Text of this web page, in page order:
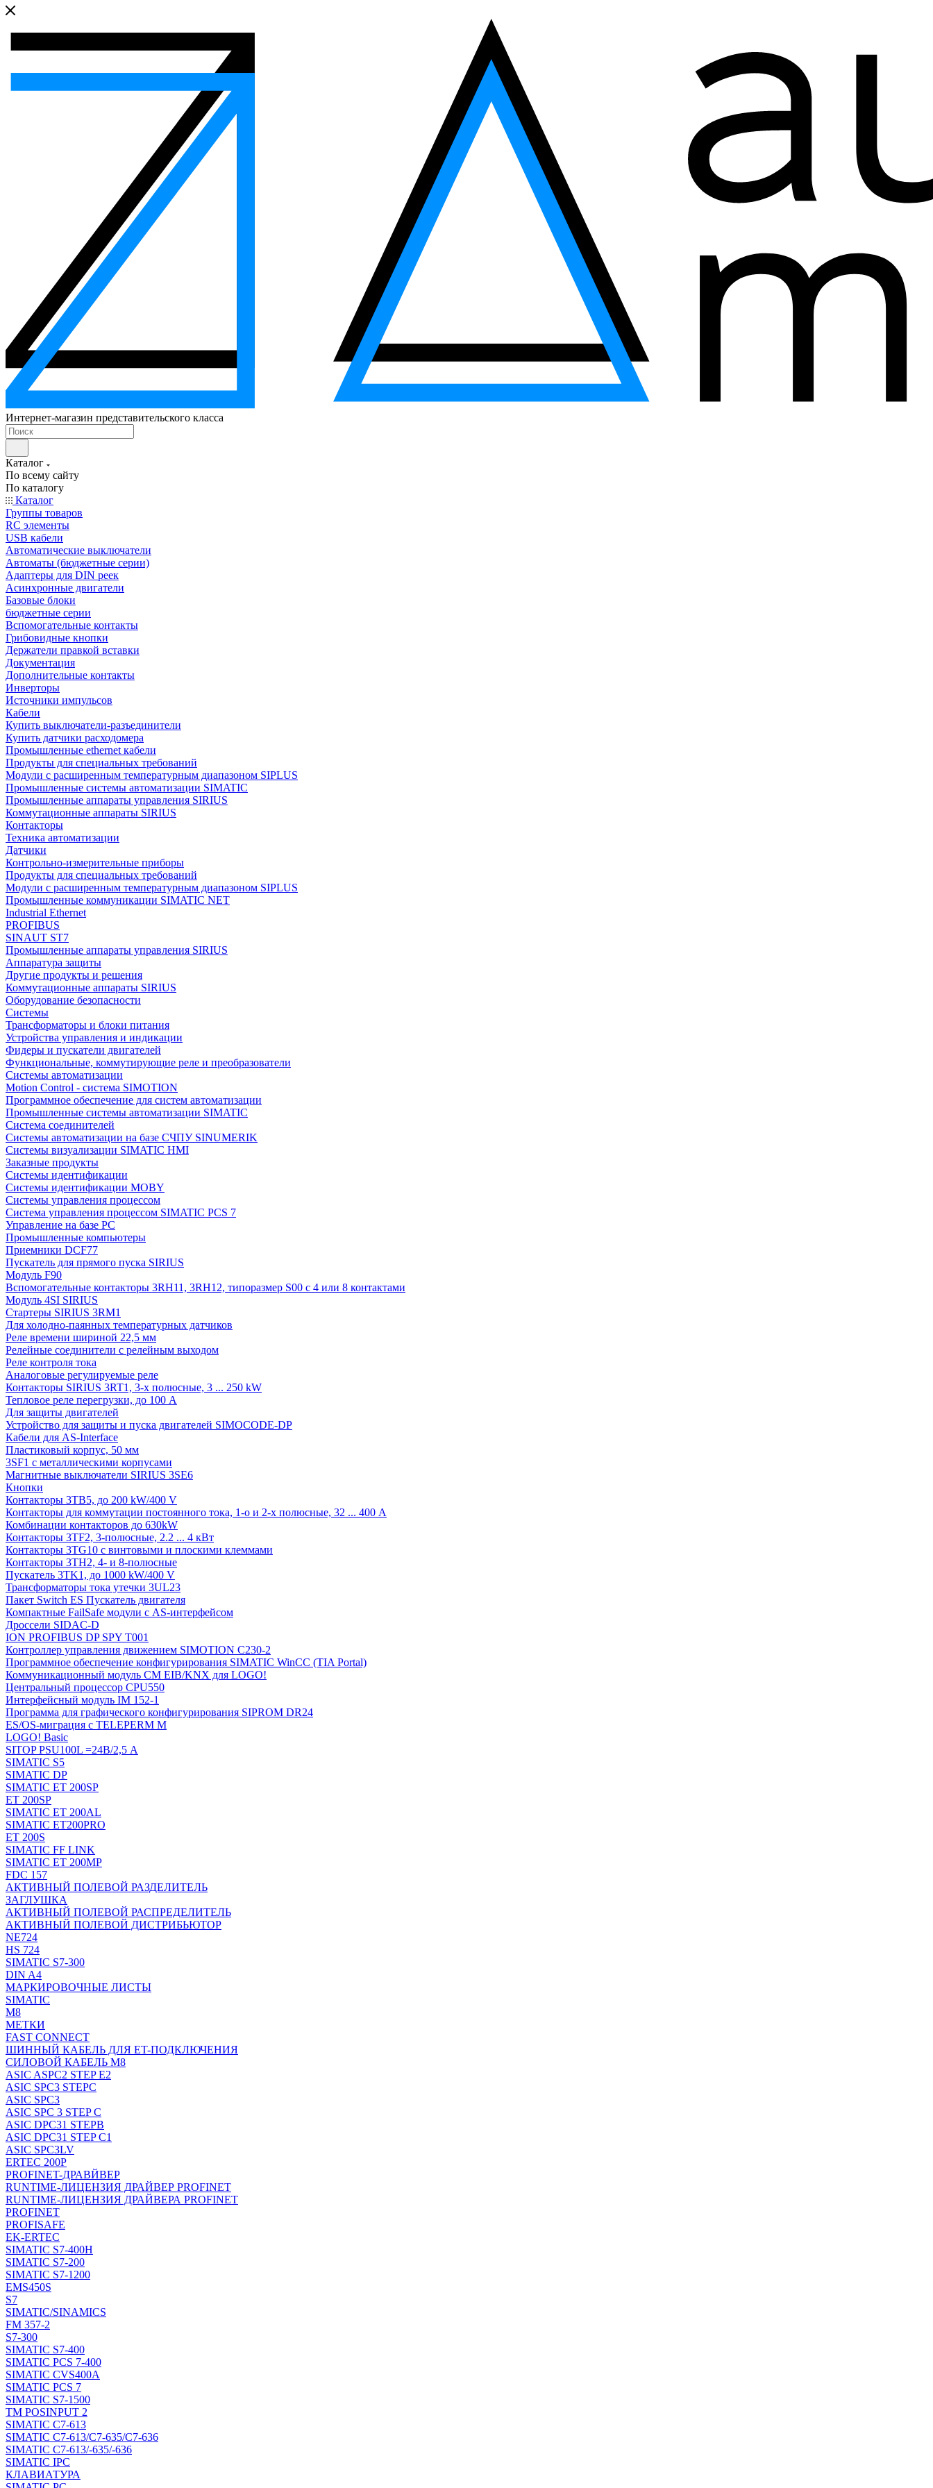
Интернет-магазин представительского класса
Каталог
По всему сайту
По каталогу
Каталог
Группы товаров
RC элементы
USB кабели
Автоматические выключатели
Автоматы (бюджетные серии)
Адаптеры для DIN реек
Асинхронные двигатели
Базовые блоки
бюджетные серии
Вспомогательные контакты
Грибовидные кнопки
Держатели правкой вставки
Документация
Дополнительные контакты
Инверторы
Источники импульсов
Кабели
Купить выключатели-разъединители
Купить датчики расходомера
Промышленные ethernet кабели
Продукты для специальных требований
Модули с расширенным температурным диапазоном SIPLUS
Промышленные системы автоматизации SIMATIC
Промышленные аппараты управления SIRIUS
Коммутационные аппараты SIRIUS
Контакторы
Техника автоматизации
Датчики
Контрольно-измерительные приборы
Продукты для специальных требований
Модули с расширенным температурным диапазоном SIPLUS
Промышленные коммуникации SIMATIC NET
Industrial Ethernet
PROFIBUS
SINAUT ST7
Промышленные аппараты управления SIRIUS
Аппаратура защиты
Другие продукты и решения
Коммутационные аппараты SIRIUS
Оборудование безопасности
Системы
Трансформаторы и блоки питания
Устройства управления и индикации
Фидеры и пускатели двигателей
Функциональные, коммутирующие реле и преобразователи
Системы автоматизации
Motion Control - система SIMOTION
Программное обеспечение для систем автоматизации
Промышленные системы автоматизации SIMATIC
Система соединителей
Системы автоматизации на базе СЧПУ SINUMERIK
Системы визуализации SIMATIC HMI
Заказные продукты
Системы идентификации
Системы идентификации MOBY
Системы управления процессом
Система управления процессом SIMATIC PCS 7
Управление на базе РС
Промышленные компьютеры
Приемники DCF77
Пускатель для прямого пуска SIRIUS
Модуль F90
Вспомогательные контакторы 3RH11, 3RH12, типоразмер S00 с 4 или 8 контактами
Модуль 4SI SIRIUS
Стартеры SIRIUS 3RM1
Для холодно-паянных температурных датчиков
Реле времени шириной 22,5 мм
Релейные соединители с релейным выходом
Реле контроля тока
Аналоговые регулируемые реле
Контакторы SIRIUS 3RT1, 3-х полюсные, 3 ... 250 kW
Тепловое реле перегрузки, до 100 A
Для защиты двигателей
Устройство для защиты и пуска двигателей SIMOCODE-DP
Кабели для AS-Interface
Пластиковый корпус, 50 мм
3SF1 с металлическими корпусами
Магнитные выключатели SIRIUS 3SE6
Кнопки
Контакторы 3TB5, до 200 kW/400 V
Контакторы для коммутации постоянного тока, 1-о и 2-х полюсные, 32 ... 400 A
Комбинации контакторов до 630kW
Контакторы 3TF2, 3-полюсные, 2.2 ... 4 кВт
Контакторы 3TG10 c винтовыми и плоскими клеммами
Контакторы 3TH2, 4- и 8-полюсные
Пускатель 3TK1, до 1000 kW/400 V
Трансформаторы тока утечки 3UL23
Пакет Switch ES Пускатель двигателя
Компактные FailSafe модули с AS-интерфейсом
Дроссели SIDAC-D
ION PROFIBUS DP SPY T001
Контроллер управления движением SIMOTION C230-2
Программное обеспечение конфигурирования SIMATIC WinCC (TIA Portal)
Коммуникационный модуль CM EIB/KNX для LOGO!
Центральный процессор CPU550
Интерфейсный модуль IM 152-1
Программа для графического конфигурирования SIPROM DR24
ES/OS-миграция с TELEPERM M
LOGO! Basic
SITOP PSU100L =24В/2,5 A
SIMATIC S5
SIMATIC DP
SIMATIC ET 200SP
ET 200SP
SIMATIC ET 200AL
SIMATIC ET200PRO
ET 200S
SIMATIC FF LINK
SIMATIC ET 200MP
FDC 157
АКТИВНЫЙ ПОЛЕВОЙ РАЗДЕЛИТЕЛЬ
ЗАГЛУШКА
АКТИВНЫЙ ПОЛЕВОЙ РАСПРЕДЕЛИТЕЛЬ
АКТИВНЫЙ ПОЛЕВОЙ ДИСТРИБЬЮТОР
NE724
HS 724
SIMATIC S7-300
DIN A4
МАРКИРОВОЧНЫЕ ЛИСТЫ
SIMATIC
M8
МЕТКИ
FAST CONNECT
ШИННЫЙ КАБЕЛЬ ДЛЯ ET-ПОДКЛЮЧЕНИЯ
СИЛОВОЙ КАБЕЛЬ M8
ASIC ASPC2 STEP E2
ASIC SPC3 STEPC
ASIC SPC3
ASIC SPC 3 STEP C
ASIC DPC31 STEPB
ASIC DPC31 STEP C1
ASIC SPC3LV
ERTEC 200P
PROFINET-ДРАВЙВЕР
RUNTIME-ЛИЦЕНЗИЯ ДРАЙВЕР PROFINET
RUNTIME-ЛИЦЕНЗИЯ ДРАЙВЕРА PROFINET
PROFINET
PROFISAFE
EK-ERTEC
SIMATIC S7-400H
SIMATIC S7-200
SIMATIC S7-1200
EMS450S
S7
SIMATIC/SINAMICS
FM 357-2
S7-300
SIMATIC S7-400
SIMATIC PCS 7-400
SIMATIC CVS400A
SIMATIC PCS 7
SIMATIC S7-1500
TM POSINPUT 2
SIMATIC C7-613
SIMATIC C7-613/C7-635/C7-636
SIMATIC C7-613/-635/-636
SIMATIC IPC
КЛАВИАТУРА